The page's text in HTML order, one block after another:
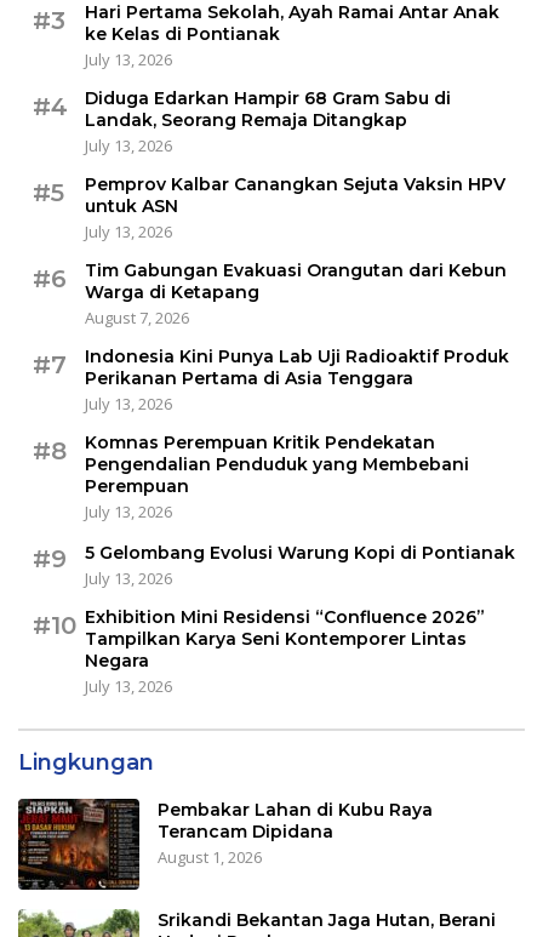
#3
Hari Pertama Sekolah, Ayah Ramai Antar Anak
ke Kelas di Pontianak
July 13, 2026
#4
Diduga Edarkan Hampir 68 Gram Sabu di
Landak, Seorang Remaja Ditangkap
July 13, 2026
#5
Pemprov Kalbar Canangkan Sejuta Vaksin HPV
untuk ASN
July 13, 2026
#6
Tim Gabungan Evakuasi Orangutan dari Kebun
Warga di Ketapang
August 7, 2026
#7
Indonesia Kini Punya Lab Uji Radioaktif Produk
Perikanan Pertama di Asia Tenggara
July 13, 2026
#8
Komnas Perempuan Kritik Pendekatan
Pengendalian Penduduk yang Membebani
Perempuan
July 13, 2026
#9
5 Gelombang Evolusi Warung Kopi di Pontianak
July 13, 2026
#10 Exhibition Mini Residensi “Confluence 2026”
Tampilkan Karya Seni Kontemporer Lintas
Negara
July 13, 2026
Lingkungan
Pembakar Lahan di Kubu Raya
Terancam Dipidana
August 1, 2026
Srikandi Bekantan Jaga Hutan, Berani